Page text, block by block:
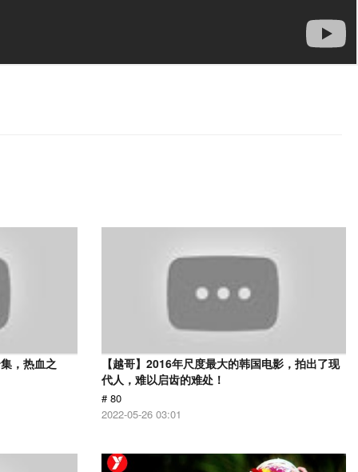
，热血之
【越哥】2016年尺度最大的韩国电影，拍出了现
代人，难以启齿的难处！
# 80
2022-05-26 03:01